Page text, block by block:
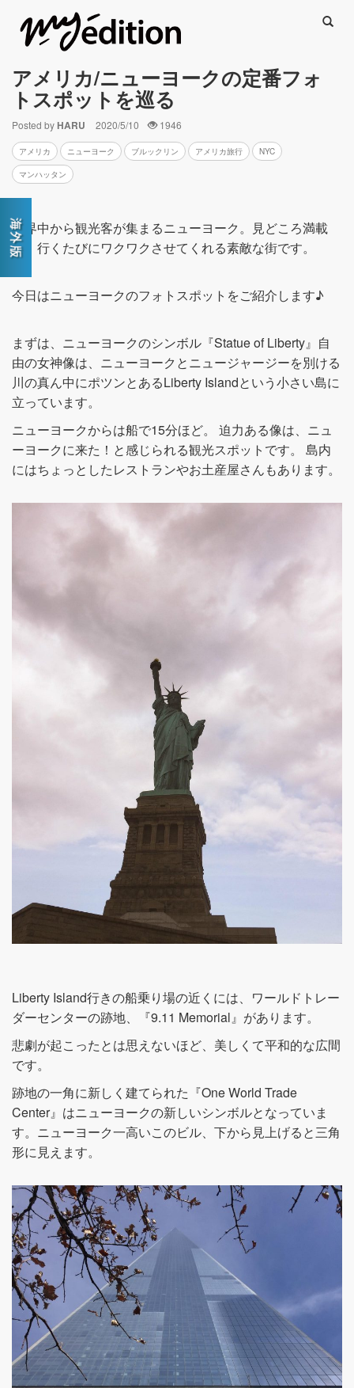
アメリカ/ニューヨークの定番フォ
トスポットを巡る
Posted byHARU 2020/5/10 1946
アメリカ ニューヨーク ブルックリン アメリカ旅行 NYC
マンハッタン
世界中から観光客が集まるニューヨーク。見どころ満載
で、行くたびにワクワクさせてくれる素敵な街です。
今日はニューヨークのフォトスポットをご紹介します♪
まずは、ニューヨークのシンボル『Statue of Liberty』自
由の女神像は、ニューヨークとニュージャージーを別ける
川の真ん中にポツンとあるLiberty Islandという小さい島に
立っています。
ニューヨークからは船で15分ほど。 迫力ある像は、ニュ
ーヨークに来た！と感じられる観光スポットです。 島内
にはちょっとしたレストランやお土産屋さんもあります。
Liberty Island行きの船乗り場の近くには、ワールドトレー
ダーセンターの跡地、『9.11 Memorial』があります。
悲劇が起こったとは思えないほど、美しくて平和的な広間
です。
跡地の一角に新しく建てられた『One World Trade
Center』はニューヨークの新しいシンボルとなっていま
す。ニューヨーク一高いこのビル、下から見上げると三角
形に見えます。